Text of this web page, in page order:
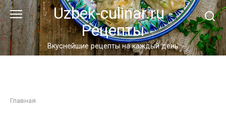
Перейти
к
контенту
Uzbek-culinar.ru -
Рецепты
Вкуснейшие рецепты на каждый день
Главная